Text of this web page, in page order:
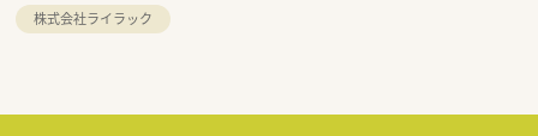
株式会社ライラック